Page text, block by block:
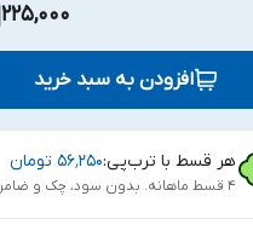
225,000
افزودن به سبد خرید
هر قسط با ترب‌پی:۵۶٬۲۵۰ تومان
۴ قسط ماهانه. بدون سود، چک و ضامن.